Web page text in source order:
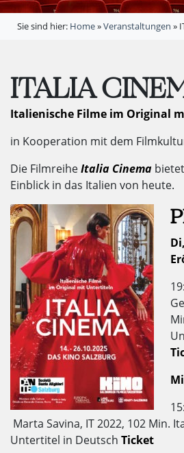
Sie sind hier: Home»Veranstaltungen »
ITALIA
Italienische Filme im Original
in Kooperation mit dem
Die FilmreiheItalia Cinema
Einblick in das Italien von heute.
Marta Savina, IT 2022, 102 Min.
Untertitel in Deutsch Ticket